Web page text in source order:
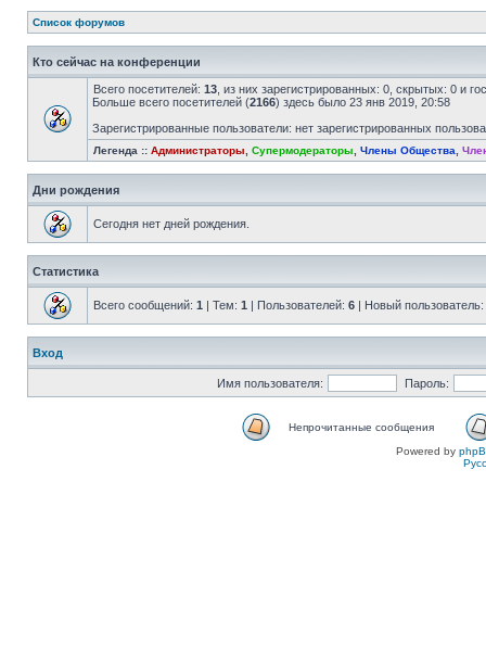
Список форумов
Кто сейчас на конференции
Всего посетителей: 13 , из них зарегистрированных: 0, скрытых: 0 и
Больше всего посетителей (2166) здесь было 23 янв 2019, 20:58
Зарегистрированные пользователи: нет зарегистрированных
Легенда :: Администраторы Супермодераторы Члены Общества
Дни рождения
Сегодня нет дней рождения.
Статистика
Всего сообщений: 1 | Тем: 1 | Пользователей: 6 | Новый пользователь:
Вход
Имя пользователя: Пароль:
Непрочитанные сообщения
Powered by